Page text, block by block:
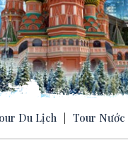
Du Lịch Tour